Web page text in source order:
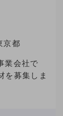
京都
業会社で
を募集しま